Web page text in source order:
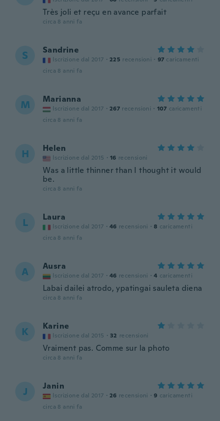
Très joli et reçu en avance parfait
circa 8 anni fa
S Sandrine
Iscrizione dal 2017 · 225 recensioni · 97 caricamenti
circa 8 anni fa
M Marianna
Iscrizione dal 2017 · 267 recensioni · 107 caricamenti
circa 8 anni fa
H Helen
Iscrizione dal 2015 · 16 recensioni
Was a little thinner than I thought it would
be.
circa 8 anni fa
L Laura
Iscrizione dal 2017 · 46 recensioni · 8 caricamenti
circa 8 anni fa
A Ausra
Iscrizione dal 2017 · 46 recensioni · 4 caricamenti
Labai dailei atrodo, ypatingai sauleta diena
circa 8 anni fa
K Karine
Iscrizione dal 2015 · 32 recensioni
Vraiment pas. Comme sur la photo
circa 8 anni fa
J Janin
Iscrizione dal 2017 · 26 recensioni · 9 caricamenti
circa 8 anni fa